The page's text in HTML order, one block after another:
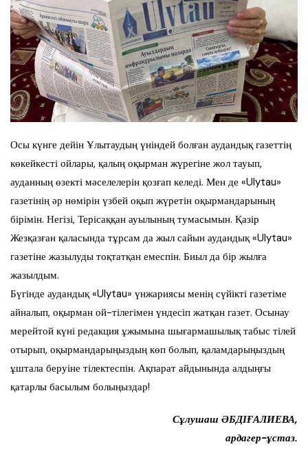
Осы күнге дейін Ұлытаудың үніндей болған аудандық газеттің
көкейкесті ойлары, қалың оқырман жүрегіне жол тауып,
ауданның өзекті мәселелерін қозғап келеді. Мен де «Ulytau»
газетінің әр нөмірін үзбей оқып жүретін оқырмандарының
бірімін. Негізі, Терісаққан ауылының тумасымын. Қазір
Жезқазған қаласында тұрсам да жыл сайын аудандық «Ulytau»
газетіне жазылуды тоқтатқан емеспін. Биыл да бір жылға
жазылдым.
Бүгінде аудандық «Ulytau» үнжариясы менің сүйікті газетіме
айналып, оқырман ой-тілегімен үндесіп жатқан газет. Осынау
мерейтой күні редакция ұжымына шығармашылық табыс тілей
отырып, оқырмандарыңыздың көп болып, қаламдарыңыздың
ұштала беруіне тілектеспін. Ақпарат айдынында алдыңғы
қатарлы басылым болыңыздар!
Сұлушаш ӘБДІҒАЛИЕВА,
ардагер-ұстаз.